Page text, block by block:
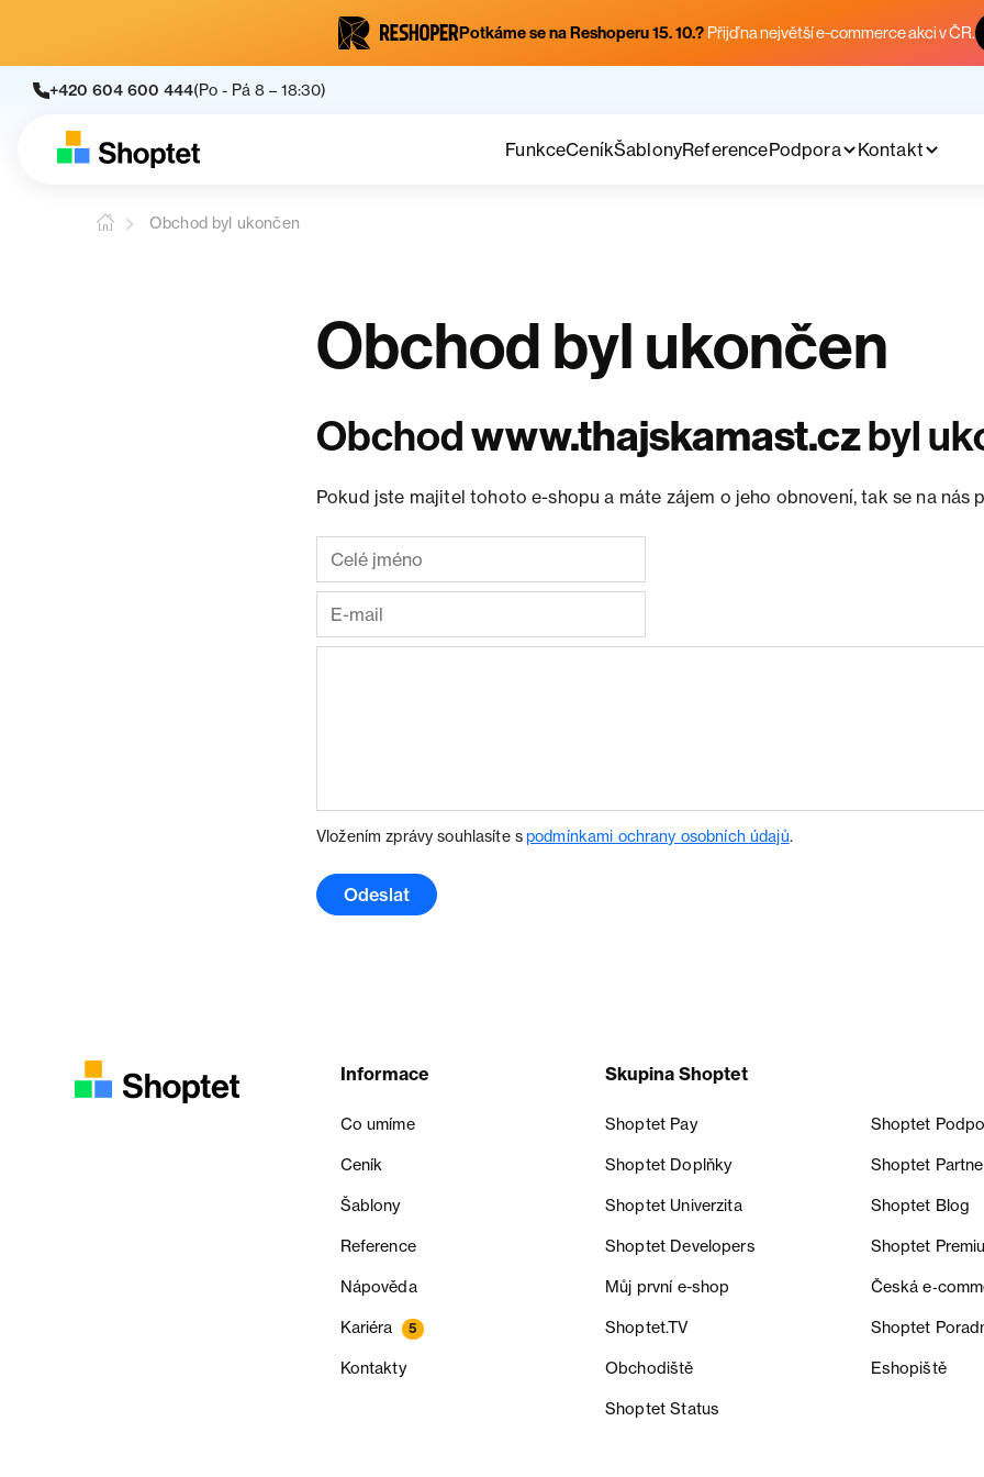
Potkáme se na Reshoperu 15. 10.? Přijď na největší e-commerce akci v ČR.
+420 604 600 444(Po - Pá 8 – 18:30)
FunkceCeníkŠablonyReferencePodpora Kontakt
Obchod byl ukončen
Obchod byl ukončen
Obchodwww.thajskamast.czbyl
Pokud jste majitel tohoto e-shopu a máte zájem o jeho obnovení, tak se na nás
Vložením zprávy souhlasíte spodmínkami ochrany osobních údajů.
Odeslat
Informace
Co umíme
Ceník
Šablony
Reference
Nápověda
Kariéra 5
Kontakty
Skupina Shoptet
Shoptet Pay Shoptet
Shoptet Doplňky Shoptet
Shoptet Univerzita Shoptet Blog
Shoptet Developers Shoptet
Můj první e-shop Česká
Shoptet.TV Shoptet
Obchodiště Eshopiště
Shoptet Status